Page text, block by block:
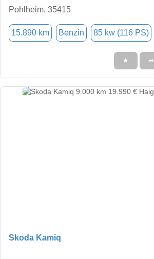
Pohlheim, 35415
15.890 km Benzin 85 kw (116 PS)
★ ➦
Skoda Kamiq